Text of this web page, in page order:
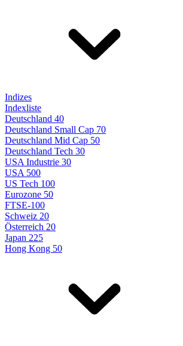
Indizes
Indexliste
Deutschland 40
Deutschland Small Cap 70
Deutschland Mid Cap 50
Deutschland Tech 30
USA Industrie 30
USA 500
US Tech 100
Eurozone 50
FTSE-100
Schweiz 20
Österreich 20
Japan 225
Hong Kong 50